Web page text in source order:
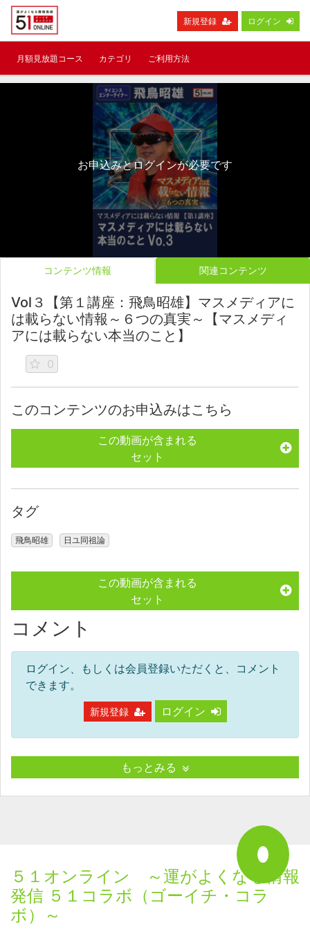
新規登録 ログイン
月額見放題コース カテゴリ ご利用方法
お申込みとログインが必要です
コンテンツ情報 関連コンテンツ
Vol３【第１講座：飛鳥昭雄】マスメディアに
は載らない情報～６つの真実～【マスメディ
アには載らない本当のこと】
0
このコンテンツのお申込みはこちら
この動画が含まれる
セット
タグ
飛鳥昭雄 日ユ同祖論
この動画が含まれる
セット
コメント
ログイン、もしくは会員登録いただくと、コメント
できます。
新規登録 ログイン
もっとみる
５１オンライン ～運がよくなる情報
発信 ５１コラボ（ゴーイチ・コラ
ボ）～